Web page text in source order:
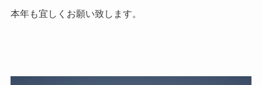
本年も宜しくお願い致します。